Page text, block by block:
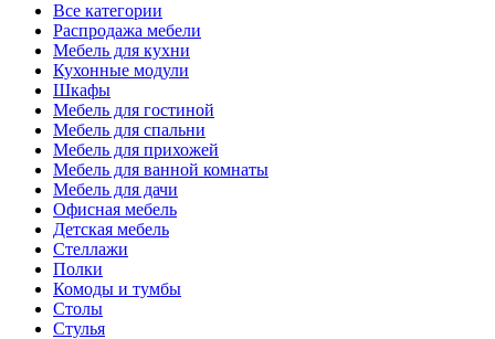
Все категории
Распродажа мебели
Мебель для кухни
Кухонные модули
Шкафы
Мебель для гостиной
Мебель для спальни
Мебель для прихожей
Мебель для ванной комнаты
Мебель для дачи
Офисная мебель
Детская мебель
Стеллажи
Полки
Комоды и тумбы
Столы
Стулья